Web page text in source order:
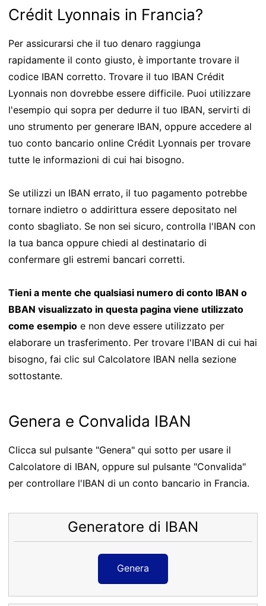
Crédit Lyonnais in Francia?
Per assicurarsi che il tuo denaro raggiunga
rapidamente il conto giusto, è importante trovare il
codice IBAN corretto. Trovare il tuo IBAN Crédit
Lyonnais non dovrebbe essere difficile. Puoi utilizzare
l'esempio qui sopra per dedurre il tuo IBAN, servirti di
uno strumento per generare IBAN, oppure accedere al
tuo conto bancario online Crédit Lyonnais per trovare
tutte le informazioni di cui hai bisogno.
Se utilizzi un IBAN errato, il tuo pagamento potrebbe
tornare indietro o addirittura essere depositato nel
conto sbagliato. Se non sei sicuro, controlla l'IBAN con
la tua banca oppure chiedi al destinatario di
confermare gli estremi bancari corretti.
Tieni a mente che qualsiasi numero di conto IBAN o
BBAN visualizzato in questa pagina viene utilizzato
come esempio e non deve essere utilizzato per
elaborare un trasferimento. Per trovare l'IBAN di cui hai
bisogno, fai clic sul Calcolatore IBAN nella sezione
sottostante.
Genera e Convalida IBAN
Clicca sul pulsante "Genera" qui sotto per usare il
Calcolatore di IBAN, oppure sul pulsante "Convalida"
per controllare l'IBAN di un conto bancario in Francia.
Generatore di IBAN
Genera